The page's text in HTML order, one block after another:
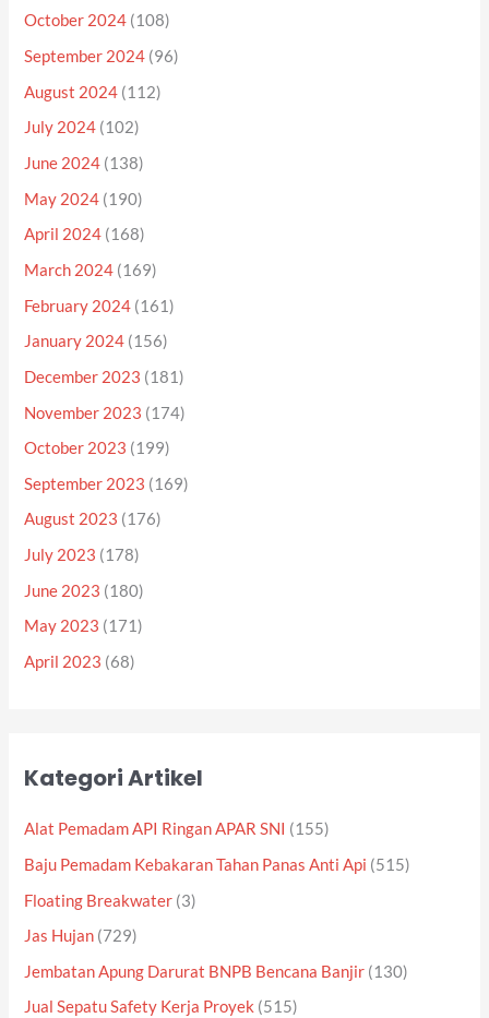
October 2024 (108)
September 2024 (96)
August 2024 (112)
July 2024 (102)
June 2024 (138)
May 2024 (190)
April 2024 (168)
March 2024 (169)
February 2024 (161)
January 2024 (156)
December 2023 (181)
November 2023 (174)
October 2023 (199)
September 2023 (169)
August 2023 (176)
July 2023 (178)
June 2023 (180)
May 2023 (171)
April 2023 (68)
Kategori Artikel
Alat Pemadam API Ringan APAR SNI (155)
Baju Pemadam Kebakaran Tahan Panas Anti Api (515)
Floating Breakwater (3)
Jas Hujan (729)
Jembatan Apung Darurat BNPB Bencana Banjir (130)
Jual Sepatu Safety Kerja Proyek (515)